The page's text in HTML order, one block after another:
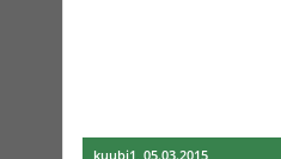
kuubi1, 05.03.2015